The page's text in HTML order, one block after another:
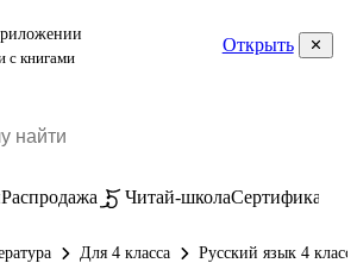
с книгами
Открыть
Распродажа Читай-школаСертификаты
Для 4 класса Русский язык 4 класс